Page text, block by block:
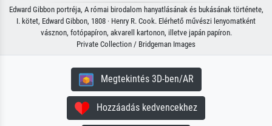
Edward Gibbon portréja, A római birodalom hanyatlásának és bukásának története,
I. kötet, Edward Gibbon, 1808 · Henry R. Cook. Elérhető művészi lenyomatként
vásznon, fotópapíron, akvarell kartonon, illetve japán papíron.
Private Collection / Bridgeman Images
Megtekintés 3D-ben/AR
Hozzáadás kedvencekhez